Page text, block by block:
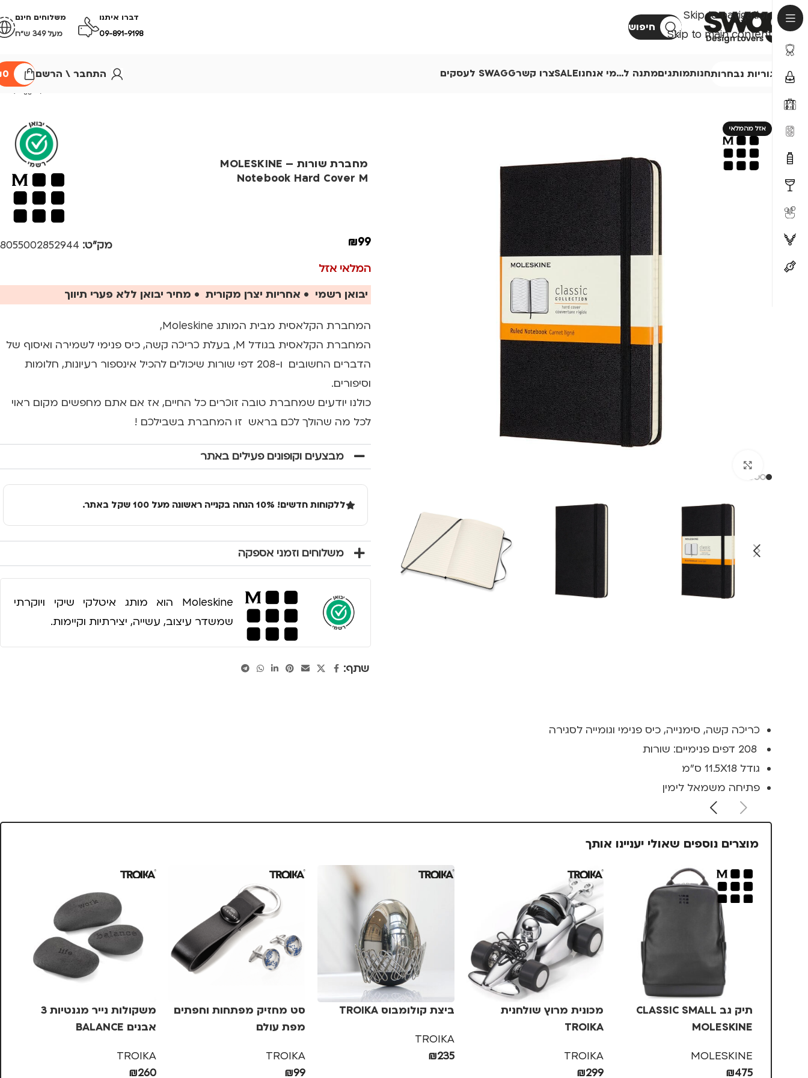
Skip to navigation
Skip to main content
חיפוש
דברו איתנו
09-891-9198
משלוחים חינם
מעל 349 ש״ח
קטגוריות נבחרותחנותמותגיםמתנה ל…מי אנחנוSALEצרו קשרSWAGG לעסקים התחבר \ הרשם 0
אזל מהמלאי
מחברת שורות – MOLESKINE
Notebook Hard Cover M
₪99 מק"ט: 8055002852944
המלאי אזל
יבואן רשמי • אחריות יצרן מקורית • מחיר יבואן ללא פערי תיווך
המחברת הקלאסית מבית המותג Moleskine,
המחברת הקלאסית בגודל M, בעלת כריכה קשה, כיס פנימי לשמירה ואיסוף של
הדברים החשובים ו-208 דפי שורות שיכולים להכיל אינספור רעיונות, חלומות
וסיפורים.
כולנו יודעים שמחברת טובה זוכרים כל החיים, אז אם אתם מחפשים מקום ראוי
לכל מה שהולך לכם בראש זו המחברת בשבילכם !
מבצעים וקופונים פעילים באתר
ללקוחות חדשים! 10% הנחה בקנייה ראשונה מעל 100 שקל באתר.
משלוחים וזמני אספקה
Moleskine הוא מותג איטלקי שיקי ויוקרתי
שמשדר עיצוב, עשייה, יצירתיות וקיימות.
שתף:
כריכה קשה, סימנייה, כיס פנימי וגומייה לסגירה
גודל 11.5X18 ס"מ
פתיחה משמאל לימין
מוצרים נוספים שאולי יעניינו אותך
תיק גב CLASSIC SMALL
MOLESKINE
MOLESKINE
₪475
מכונית מרוץ שולחנית
TROIKA
TROIKA
₪299
ביצת קולומבוס TROIKA
TROIKA
₪235
סט מחזיק מפתחות וחפתים
מפת עולם
TROIKA
₪99
משקולות נייר מגנטיות 3
אבנים BALANCE
TROIKA
₪260